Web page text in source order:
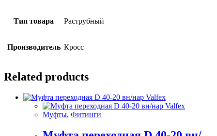
Тип товара Раструбный
Производитель Кросс
Related products
Муфты, Фитинги